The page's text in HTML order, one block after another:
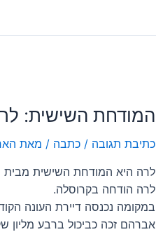
המודחת השישית:
כתיבת תגובה / כתבה / מאת
לרה היא המודחת השישית מבית
לרה הודחה בקרוסלה.
במקומה נכנסה דיירת העונה
אברהם זכה כביכול ברבע מליון